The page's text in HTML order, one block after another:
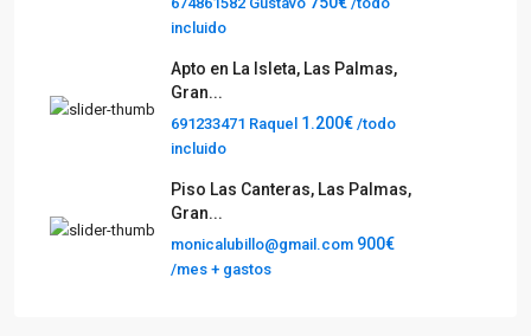
incluido
Apto en La Isleta, Las Palmas,
Gran...
691233471 Raquel 1.200€ /todo
incluido
Piso Las Canteras, Las Palmas,
Gran...
monicalubillo@gmail.com 900€
/mes + gastos